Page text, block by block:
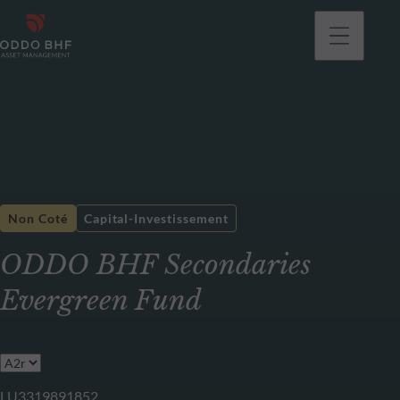
ODDO BHF Secondaries
Evergreen Fund
Non Coté Capital-Investissement
LU3319891852